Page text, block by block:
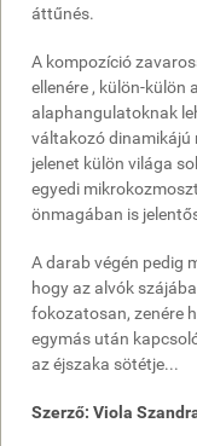
áttűnés.
A kompozíció
ellenére , külön-külön
alaphangulatoknak
váltakozó
jelenet külön világa
egyedi
önmagában is
A darab végén pedig
hogy az alvók
fokozatosan, zenére
egymás után
az éjszaka sötétje...
Szerző: Viola